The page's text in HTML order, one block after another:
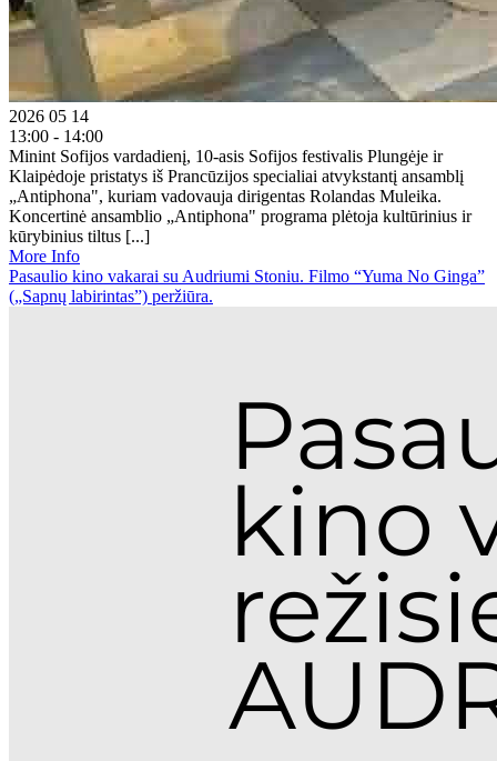
2026 05 14
13:00 - 14:00
Minint Sofijos vardadienį, 10-asis Sofijos festivalis Plungėje ir
Klaipėdoje pristatys iš Prancūzijos specialiai atvykstantį ansamblį
„Antiphona", kuriam vadovauja dirigentas Rolandas Muleika.
Koncertinė ansamblio „Antiphona" programa plėtoja kultūrinius ir
kūrybinius tiltus [...]
More Info
Pasaulio kino vakarai su Audriumi Stoniu. Filmo “Yuma No Ginga”
(„Sapnų labirintas”) peržiūra.